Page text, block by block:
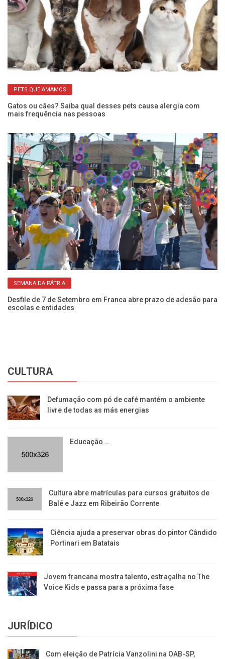
PETS QUE AMAMOS
Gatos ou cães? Saiba qual desses pets causa alergia com
mais frequência nas pessoas
SEMANA DA PÁTRIA
Desfile de 7 de Setembro em Franca abre prazo de adesão para
escolas e entidades
CULTURA
Defumação com pó de café mantém o ambiente
livre de todas as más energias
Educação …
​Cultura abre matrículas para cursos gratuitos de
Balé e Jazz em Ribeirão Corrente
Ciência ajuda a preservar obras do pintor Cândido
Portinari em Batatais
Jovem francana mostra talento, estraçalha no The
Voice Kids e passa para a próxima fase
JURÍDICO
Com eleição de Patrícia Vanzolini na OAB-SP,